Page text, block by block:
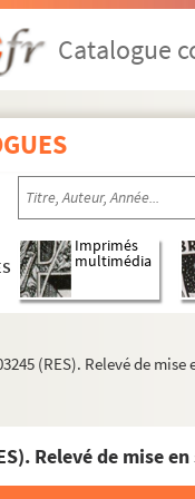
Catalogue
Imprimés
multimédia
(RES). Relevé de
Relevé de mise
Hennequin. Nounou :
entrerons dans la
Nous ne sommes plus
nouveau jeu : pièce en 5
testament :
de Croisset. Les
de Cesse. Les
La nouvelle idole : pièce
nuit bergamasque : tragi-
Nuit de Décembre. 1920